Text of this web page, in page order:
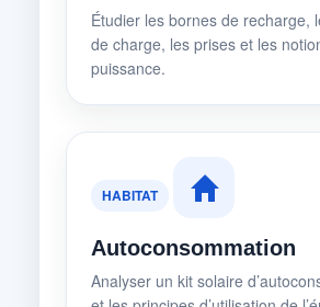
Étudier les bornes de recharge,
de charge, les prises et les
puissance.
HABITAT
Autoconsommation
Analyser un kit solaire